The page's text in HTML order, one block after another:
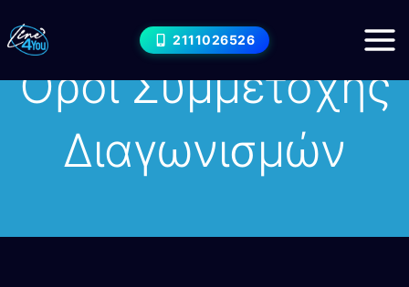
στο
περιεχόμενο
2111026526
Όροι Συμμετοχής
Διαγωνισμών